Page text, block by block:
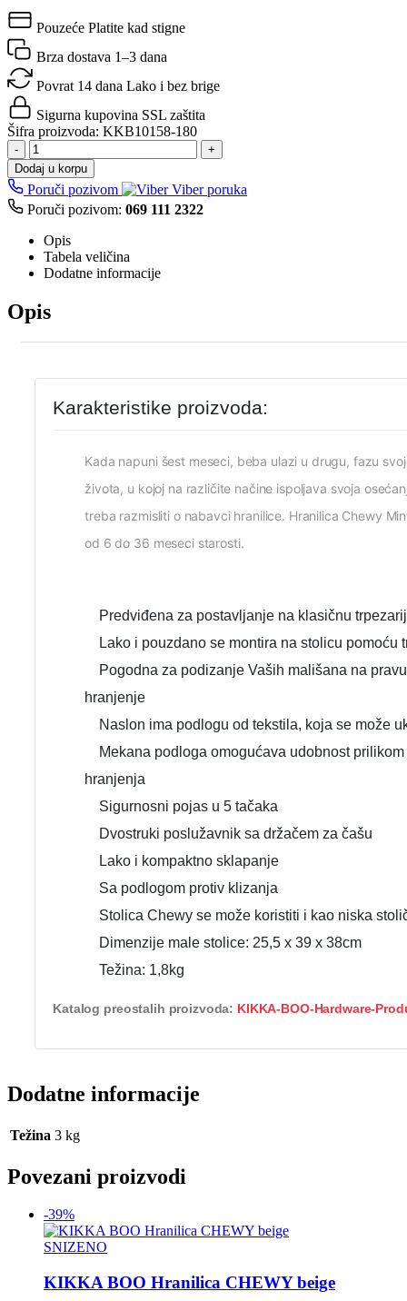
Pouzeće Platite kad stigne
Brza dostava 1–3 dana
Povrat 14 dana Lako i bez brige
Sigurna kupovina SSL zaštita
Šifra proizvoda: KKB10158-180
-
+
Dodaj u korpu
Poruči pozivom
Viber poruka
Poruči pozivom: 069 111 2322
Opis
Tabela veličina
Dodatne informacije
Opis
Karakteristike proizvoda:
Kada napuni šest meseci, beba ulazi u drugu, fazu
života, u kojoj na različite načine ispoljava svoja
treba razmisliti o nabavci hranilice. Hranilica Chewy
od 6 do 36 meseci starosti.
Predviđena za postavljanje na klasičnu
Lako i pouzdano se montira na stolicu pomoću
Pogodna za podizanje Vaših mališana na
hranjenje
Naslon ima podlogu od tekstila, koja se može
Mekana podloga omogućava udobnost
hranjenja
Sigurnosni pojas u 5 tačaka
Dvostruki poslužavnik sa držačem za čašu
Lako i kompaktno sklapanje
Sa podlogom protiv klizanja
Stolica Chewy se može koristiti i kao niska
Dimenzije male stolice: 25,5 x 39 x 38cm
Težina: 1,8kg
Katalog preostalih proizvoda: KIKKA-BOO-Hardware-
Dodatne informacije
Težina 3 kg
Povezani proizvodi
-39%
SNIZENO
KIKKA BOO Hranilica CHEWY beige